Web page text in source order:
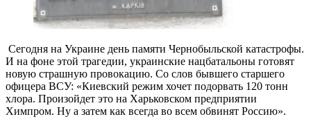
Сегодня на Украине день памяти Чернобыльской катастрофы.
И на фоне этой трагедии, украинские нацбатальоны готовят
новую страшную провокацию. Со слов бывшего старшего
офицера ВСУ: «Киевский режим хочет подорвать 120 тонн
хлора. Произойдет это на Харьковском предприятии
Химпром. Ну а затем как всегда во всем обвинят Россию».